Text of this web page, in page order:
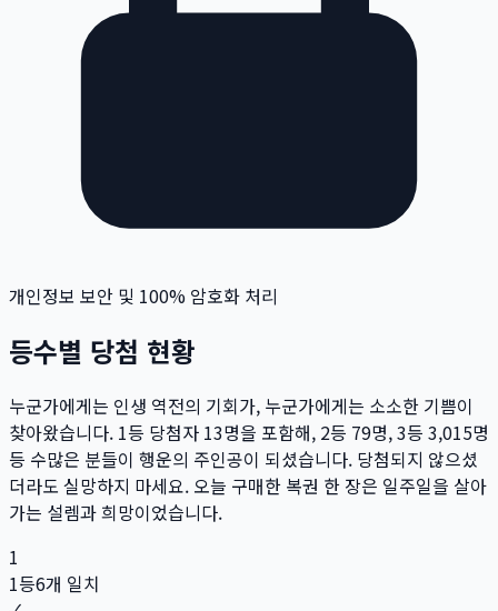
개인정보 보안 및 100% 암호화 처리
등수별 당첨 현황
누군가에게는 인생 역전의 기회가, 누군가에게는 소소한 기쁨이
찾아왔습니다. 1등 당첨자 13명을 포함해, 2등 79명, 3등 3,015명
등 수많은 분들이 행운의 주인공이 되셨습니다. 당첨되지 않으셨
더라도 실망하지 마세요. 오늘 구매한 복권 한 장은 일주일을 살아
가는 설렘과 희망이었습니다.
1
1등6개 일치